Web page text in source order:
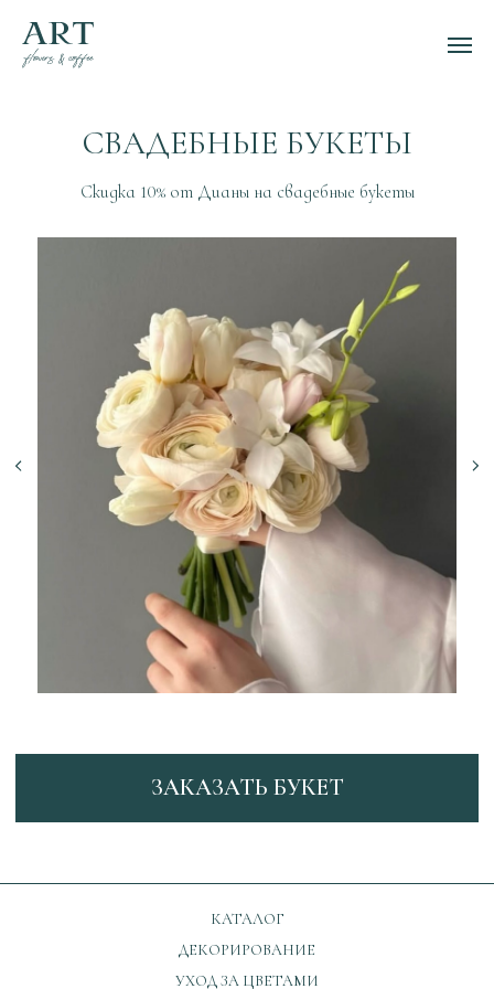
СВАДЕБНЫЕ БУКЕТЫ
Скидка 10% от Дианы на свадебные букеты
ЗАКАЗАТЬ БУКЕТ
КАТАЛОГ
ДЕКОРИРОВАНИЕ
УХОД ЗА ЦВЕТАМИ